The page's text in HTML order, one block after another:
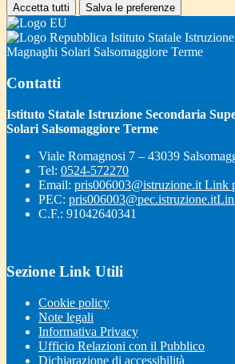
Accetta tutti Salva le preferenze
Istituto Statale
Magnaghi Solari Salsomaggiore Terme
Contatti
Istituto Statale Istruzione Secondaria
Solari Salsomaggiore Terme
Viale Romagnosi 7 – 43039
Tel: 0524-572270
Email: pris006003@istruzione.it Link
PEC: pris006003@pec.istruzione.it
C.F.: 91042640341
Sezione Link Utili
Cookie policy
Note legali
Informativa Privacy
Ufficio Relazioni con il Pubblico
Dichiarazione di accessibilità